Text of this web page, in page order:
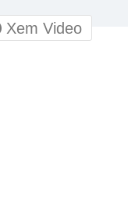
Xem Video